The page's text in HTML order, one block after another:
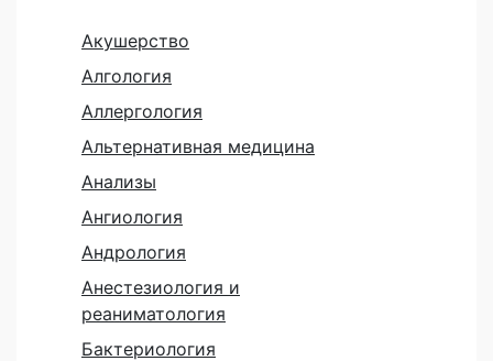
Акушерство
Алгология
Аллергология
Альтернативная медицина
Анализы
Ангиология
Андрология
Анестезиология и
реаниматология
Бактериология